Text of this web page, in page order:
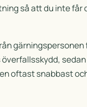
så att du inte får
oftast snabbast